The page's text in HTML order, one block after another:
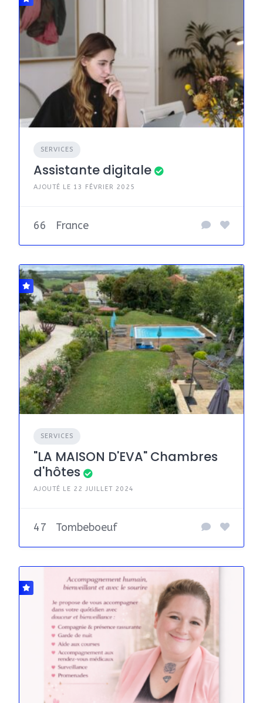
SERVICES
Assistante digitale
AJOUTÉ LE 13 FÉVRIER 2025
66 France
SERVICES
"LA MAISON D'EVA" Chambres
d'hôtes
AJOUTÉ LE 22 JUILLET 2024
47 Tombeboeuf